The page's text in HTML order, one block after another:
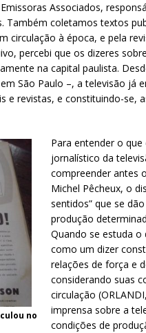
Associados,
Também coletamos textos
circulação à época, e pela
percebi que os dizeres
na capital paulista.
São Paulo –, a televisão já
e revistas, e constituindo-se,
no
Para entender o
jornalístico da
compreender antes
Michel Pêcheux, o
sentidos” que se
produção
Quando se estuda
como um dizer
relações de força e
considerando suas
circulação
imprensa sobre a
condições de